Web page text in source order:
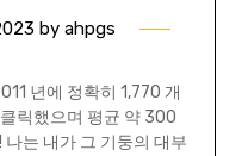
by ahpgs
년에 정확히 1,770 개
릭했으며 평균 약 300
는 내가 그 기둥의 대부